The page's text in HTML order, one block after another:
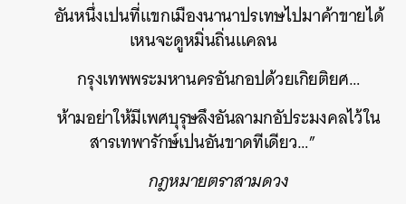
อันหนึ่งเปนที่แขกเมืองนานาปรเทษไปมาค้าขายได้
เหนจะดูหมิ่นถิ่นแคลน
กรุงเทพพระมหานครอันกอปด้วยเกิยติยศ…
ห้ามอย่าให้มีเพศบุรุษลึงอันลามกอัประมงคลไว้ใน
สารเทพารักษ์เปนอันขาดทีเดียว…”
กฎหมายตราสามดวง